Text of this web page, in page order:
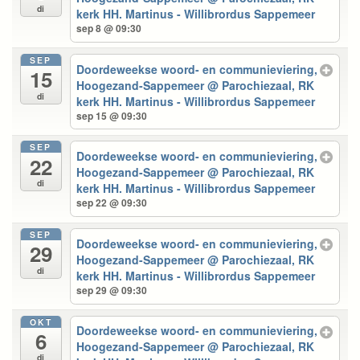
di
kerk HH. Martinus - Willibrordus Sappemeer
sep 8 @ 09:30
SEP
15
di
Doordeweekse woord- en communieviering,
Hoogezand-Sappemeer@ Parochiezaal, RK
kerk HH. Martinus - Willibrordus Sappemeer
sep 15 @ 09:30
SEP
22
di
Doordeweekse woord- en communieviering,
Hoogezand-Sappemeer@ Parochiezaal, RK
kerk HH. Martinus - Willibrordus Sappemeer
sep 22 @ 09:30
SEP
29
di
Doordeweekse woord- en communieviering,
Hoogezand-Sappemeer@ Parochiezaal, RK
kerk HH. Martinus - Willibrordus Sappemeer
sep 29 @ 09:30
OKT
6
di
Doordeweekse woord- en communieviering,
Hoogezand-Sappemeer@ Parochiezaal, RK